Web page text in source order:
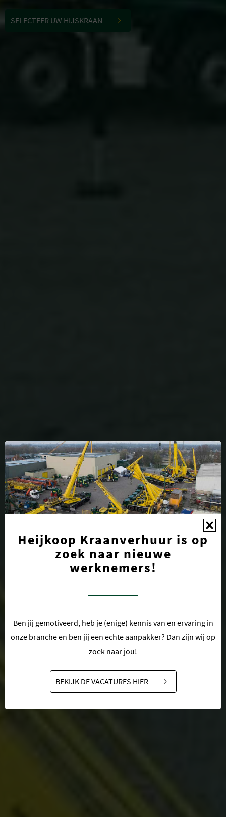
SELECTEER UW HIJSKRAAN
Heijkoop Kraanverhuur is op
zoek naar nieuwe
werknemers!
Ben jij gemotiveerd, heb je (enige) kennis van en ervaring in
onze branche en ben jij een echte aanpakker? Dan zijn wij op
zoek naar jou!
BEKIJK DE VACATURES HIER